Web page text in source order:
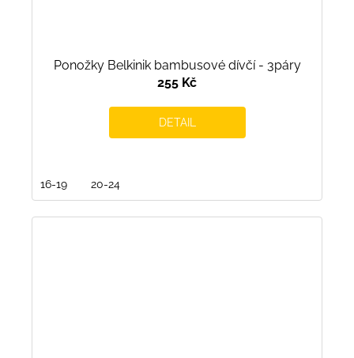
Ponožky Belkinik bambusové dívčí - 3páry
255 Kč
DETAIL
16-19 20-24